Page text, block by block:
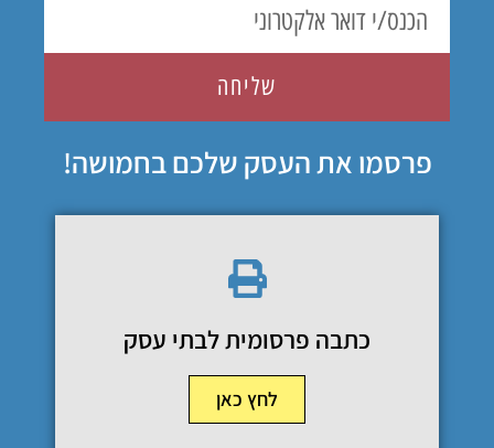
שליחה
פרסמו את העסק שלכם בחמושה!
כתבה פרסומית לבתי עסק
לחץ כאן